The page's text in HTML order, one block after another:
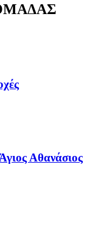
Αθανάσιος